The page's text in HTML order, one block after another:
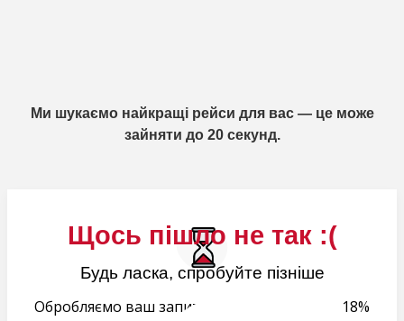
Щось пішло не так :(
Будь ласка, спробуйте пізніше
Ми шукаємо найкращі рейси для вас — це може
зайняти до 20 секунд.
Обробляємо ваш запит.. 18%